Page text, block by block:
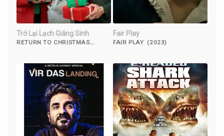
Trở Lại Lạch Giáng Sinh
RETURN TO CHRISTMAS
Fair Play
FAIR PLAY (2023)